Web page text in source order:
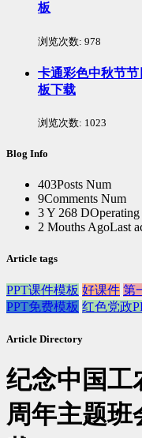
板
浏览次数: 978
卡通彩色中秋节
板下载
浏览次数: 1023
Blog Info
403Posts Num
9Comments Num
3 Y 268 D
2 Mouths AgoLast
Article tags
PPT课件模板 好课件 第
PPT免费模板 红色党政
Article Directory
纪念中国工
周年主题班